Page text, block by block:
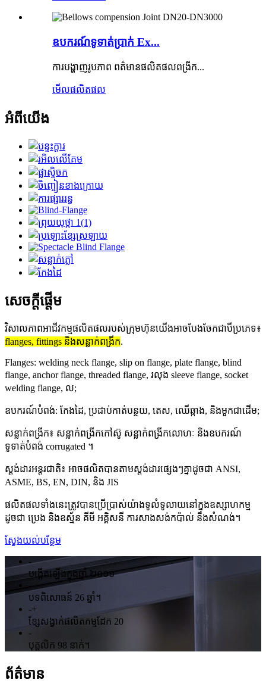
​ឧបករណ៍​ទូទាត់​ប្រាក់​ Ex...
ការបង្ហាញរូបភាព ពត៌មានផលិតផលពង្រីក...
មើលផលិតផល
អំពីយើង
សេចក្តីផ្តើម
វិសាលភាពអាជីវកម្មផលិតផលរបស់ក្រុមហ៊ុនយើងអាចបែងចែកជាបីប្រភេទ៖
flanges, fittings និងសន្លាក់ពង្រីក.
Flanges: welding neck flange, slip on flange, plate flange, blind
flange, anchor flange, threaded flange, រលុង sleeve flange, socket
welding flange, ល;
ឧបករណ៍បំពង់: កែងដៃ, ប្រដាប់កាត់បន្ថយ, តេស, ឈើឆ្កាង, និងមួកជាដើម;
សន្លាក់ពង្រីក៖ សន្លាក់ពង្រីកកៅស៊ូ សន្លាក់ពង្រីកលោហៈ និងឧបករណ៍
ទូទាត់បំពង់ corrugated ។
ស្តង់ដារអន្តរជាតិ៖ អាចផលិតបានតាមស្តង់ដារផ្សេងៗគ្នាដូចជា ANSI,
ASME, BS, EN, DIN, និង JIS
ផលិតផលទាំងនេះត្រូវបានប្រើប្រាស់យ៉ាងទូលំទូលាយនៅក្នុងឧស្សាហកម្ម
ដូចជា ប្រេង និងឧស្ម័ន គីមី អគ្គិសនី ការសាងសង់កប៉ាល់ និងសំណង់។
ស្វែងយល់បន្ថែម
-
បង្កើតឡើងក្នុងឆ្នាំ ២០០១
-
បទពិសោធន៍ 26 ឆ្នាំ។
-+
ខ្សែសង្វាក់ផលិតកម្មដែក 20
-
បុគ្គលិក 98 នាក់។
ព័ត៌មាន